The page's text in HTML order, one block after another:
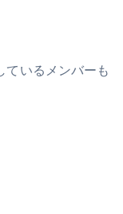
ているメンバーも